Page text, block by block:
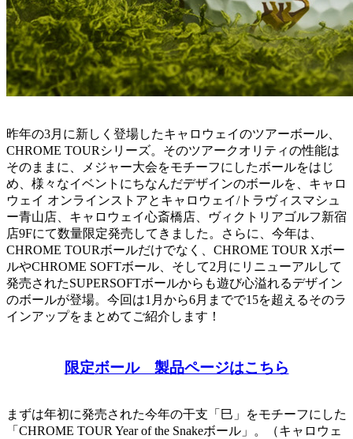
昨年の3月に新しく登場したキャロウェイのツアーボール、
CHROME TOURシリーズ。そのツアークオリティの性能は
そのままに、メジャー大会をモチーフにしたボールをはじ
め、様々なイベントにちなんだデザインのボールを、キャロ
ウェイ オンラインストアとキャロウェイ/トラヴィスマシュ
ー青山店、キャロウェイ心斎橋店、ヴィクトリアゴルフ新宿
店9Fにて数量限定発売してきました。さらに、今年は、
CHROME TOURボールだけでなく、CHROME TOUR Xボー
ルやCHROME SOFTボール、そして2月にリニューアルして
発売されたSUPERSOFTボールからも遊び心溢れるデザイン
のボールが登場。今回は1月から6月までで15を超えるそのラ
インアップをまとめてご紹介します！
限定ボール 製品ページはこちら
まずは年初に発売された今年の干支「巳」をモチーフにした
「CHROME TOUR Year of the Snakeボール」。（キャロウェ